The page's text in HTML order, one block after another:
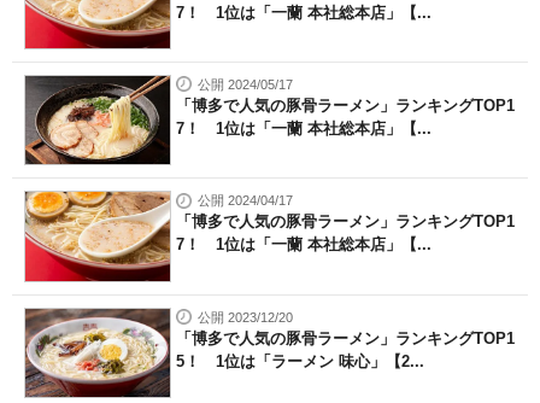
7！ 1位は「一蘭 本社総本店」【...
公開 2024/05/17
「博多で人気の豚骨ラーメン」ランキングTOP1
7！ 1位は「一蘭 本社総本店」【...
公開 2024/04/17
「博多で人気の豚骨ラーメン」ランキングTOP1
7！ 1位は「一蘭 本社総本店」【...
公開 2023/12/20
「博多で人気の豚骨ラーメン」ランキングTOP1
5！ 1位は「ラーメン 味心」【2...